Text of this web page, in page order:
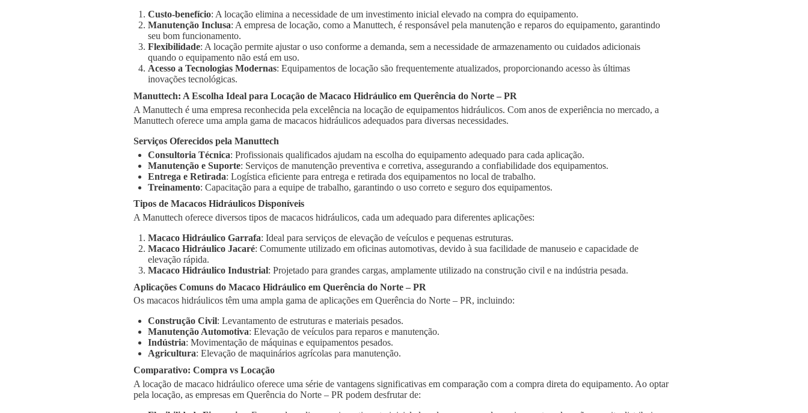
Custo-benefício: A locação elimina a necessidade de um investimento inicial elevado na compra do equipamento.
Manutenção Inclusa: A empresa de locação, como a Manuttech, é responsável pela manutenção e reparos do equipamento, garantindo
seu bom funcionamento.
Flexibilidade: A locação permite ajustar o uso conforme a demanda, sem a necessidade de armazenamento ou cuidados adicionais
quando o equipamento não está em uso.
Acesso a Tecnologias Modernas: Equipamentos de locação são frequentemente atualizados, proporcionando acesso às últimas
inovações tecnológicas.
Manuttech: A Escolha Ideal para Locação de Macaco Hidráulico em Querência do Norte – PR
A Manuttech é uma empresa reconhecida pela excelência na locação de equipamentos hidráulicos. Com anos de experiência no mercado, a
Manuttech oferece uma ampla gama de macacos hidráulicos adequados para diversas necessidades.
Serviços Oferecidos pela Manuttech
Consultoria Técnica: Profissionais qualificados ajudam na escolha do equipamento adequado para cada aplicação.
Manutenção e Suporte: Serviços de manutenção preventiva e corretiva, assegurando a confiabilidade dos equipamentos.
Entrega e Retirada: Logística eficiente para entrega e retirada dos equipamentos no local de trabalho.
Treinamento: Capacitação para a equipe de trabalho, garantindo o uso correto e seguro dos equipamentos.
Tipos de Macacos Hidráulicos Disponíveis
A Manuttech oferece diversos tipos de macacos hidráulicos, cada um adequado para diferentes aplicações:
Macaco Hidráulico Garrafa: Ideal para serviços de elevação de veículos e pequenas estruturas.
Macaco Hidráulico Jacaré: Comumente utilizado em oficinas automotivas, devido à sua facilidade de manuseio e capacidade de
elevação rápida.
Macaco Hidráulico Industrial: Projetado para grandes cargas, amplamente utilizado na construção civil e na indústria pesada.
Aplicações Comuns do Macaco Hidráulico em Querência do Norte – PR
Os macacos hidráulicos têm uma ampla gama de aplicações em Querência do Norte – PR, incluindo:
Construção Civil: Levantamento de estruturas e materiais pesados.
Manutenção Automotiva: Elevação de veículos para reparos e manutenção.
Indústria: Movimentação de máquinas e equipamentos pesados.
Agricultura: Elevação de maquinários agrícolas para manutenção.
Comparativo: Compra vs Locação
A locação de macaco hidráulico oferece uma série de vantagens significativas em comparação com a compra direta do equipamento. Ao optar
pela locação, as empresas em Querência do Norte – PR podem desfrutar de: